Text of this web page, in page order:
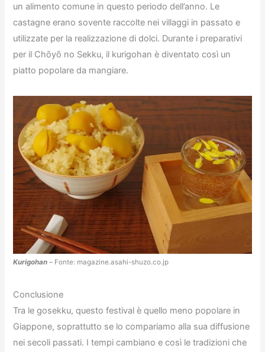
un alimento comune in questo periodo dell’anno. Le
castagne erano sovente raccolte nei villaggi in passato e
utilizzate per la realizzazione di dolci. Durante i preparativi
per il Chōyō no Sekku, il kurigohan è diventato così un
piatto popolare da mangiare.
Kurigohan – Fonte: magazine.asahi-shuzo.co.jp
Conclusione
Tra le gosekku, questo festival è quello meno popolare in
Giappone, soprattutto se lo compariamo alla sua diffusione
nei secoli passati. I tempi cambiano e così le tradizioni che